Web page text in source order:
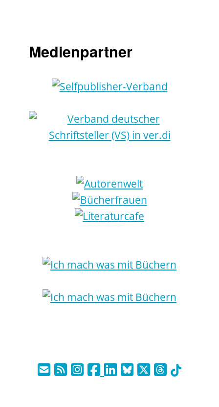
Medienpartner